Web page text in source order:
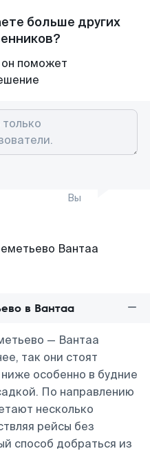
больше других
поможет
Вы
в Вантаа
— Вантаа
так они стоят
особенно в будние
По направлению
несколько
рейсы без
способ добраться из